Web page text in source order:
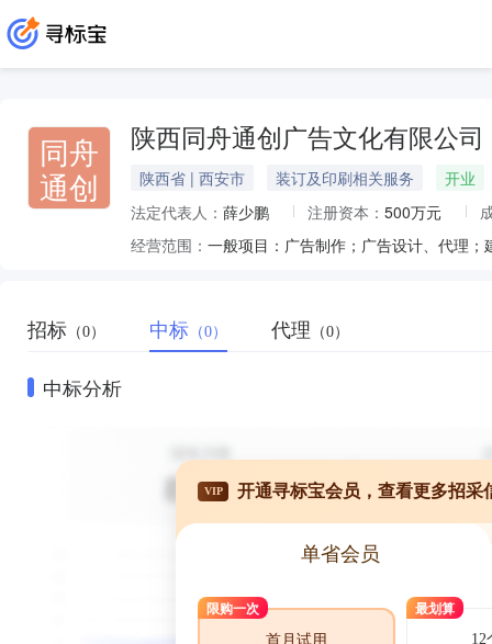
同舟
通创
陕西同舟通创广告文化有限公司
陕西省 | 西安市 装订及印刷相关服务
开业
法定代表人： 薛少鹏 注册资本： 500万元
经营范围：
招标 （0） 中标 （0） 代理 （0）
中标分析
VIP 开通寻标宝会员，查看更多招采
单省会员
限购一次
首月试用
最划算
12